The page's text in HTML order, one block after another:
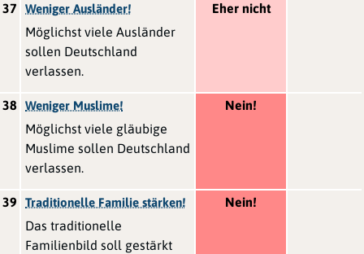
37 Weniger Ausländer!
Möglichst viele Ausländer
sollen Deutschland
verlassen.
Eher nicht
38 Weniger Muslime!
Möglichst viele gläubige
Muslime sollen Deutschland
verlassen.
Nein!
39 Traditionelle Familie stärken!
Das traditionelle
Familienbild soll gestärkt
Nein!